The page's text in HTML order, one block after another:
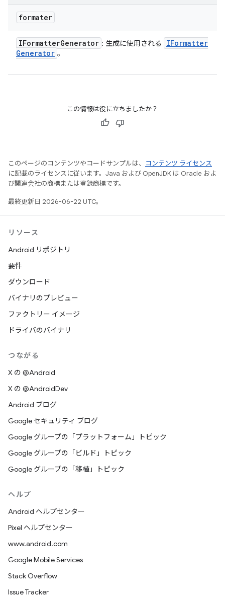
formater
IFormatterGenerator : 生成に使用される
IFormatter
Generator 。
この情報は役に立ちましたか？
このページのコンテンツやコードサンプルは、
コンテンツ ライセンス
に記載のライセンスに従います。Java および OpenJDK は Oracle およ
び関連会社の商標または登録商標です。
最終更新日 2026-06-22 UTC。
リソース
Android リポジトリ
要件
ダウンロード
バイナリのプレビュー
ファクトリー イメージ
ドライバのバイナリ
つながる
X の @Android
X の @AndroidDev
Android ブログ
Google セキュリティ ブログ
Google グループの「プラットフォーム」トピック
Google グループの「ビルド」トピック
Google グループの「移植」トピック
ヘルプ
Android ヘルプセンター
Pixel ヘルプセンター
www.android.com
Google Mobile Services
Stack Overflow
Issue Tracker